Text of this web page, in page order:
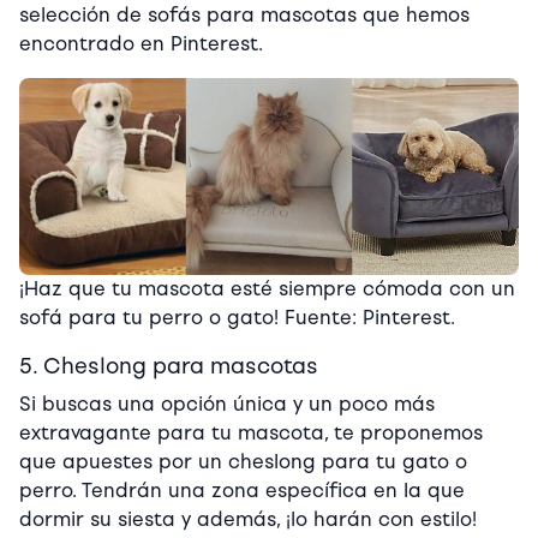
selección de sofás para mascotas que hemos
encontrado en Pinterest.
¡Haz que tu mascota esté siempre cómoda con un
sofá para tu perro o gato! Fuente: Pinterest.
5. Cheslong para mascotas
Si buscas una opción única y un poco más
extravagante para tu mascota, te proponemos
que apuestes por un cheslong para tu gato o
perro. Tendrán una zona específica en la que
dormir su siesta y además, ¡lo harán con estilo!